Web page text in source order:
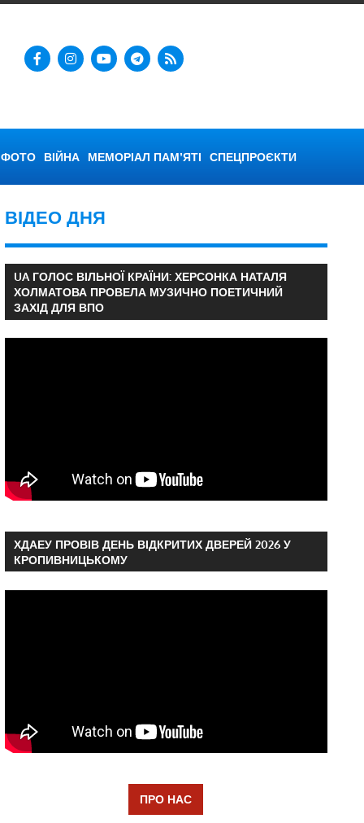
ФОТО ВІЙНА МЕМОРІАЛ ПАМ’ЯТІ СПЕЦПРОЄКТИ
ВІДЕО ДНЯ
UA ГОЛОС ВІЛЬНОЇ КРАЇНИ: ХЕРСОНКА НАТАЛЯ
ХОЛМАТОВА ПРОВЕЛА МУЗИЧНО ПОЕТИЧНИЙ
ЗАХІД ДЛЯ ВПО
ХДАЕУ ПРОВІВ ДЕНЬ ВІДКРИТИХ ДВЕРЕЙ 2026 У
КРОПИВНИЦЬКОМУ
ПРО НАС